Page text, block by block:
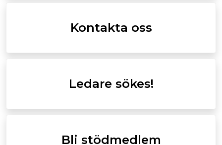
Kontakta oss
Ledare sökes!
Bli stödmedlem